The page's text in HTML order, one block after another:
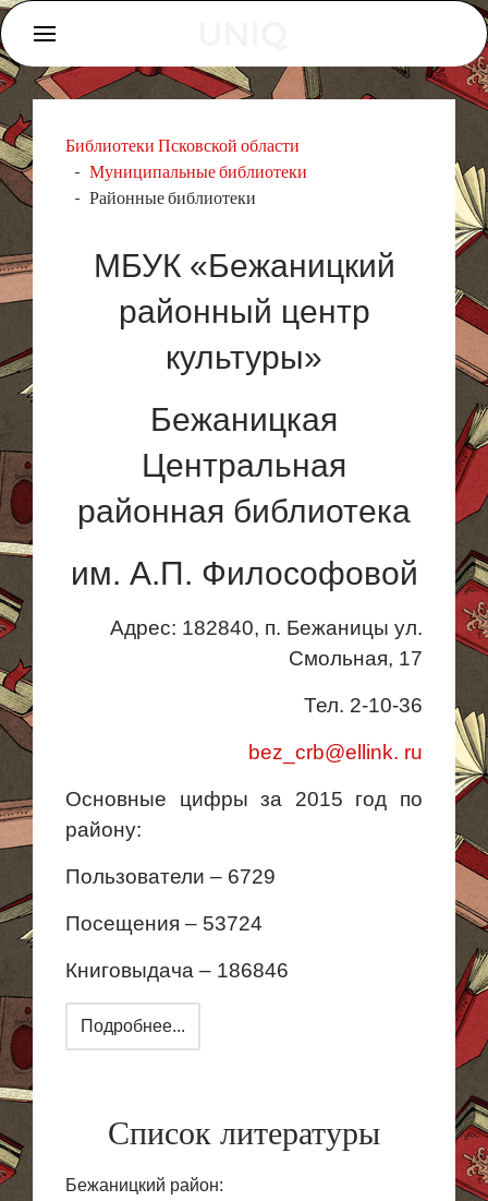
Библиотеки Псковской области
Муниципальные библиотеки
Районные библиотеки
МБУК «Бежаницкий
районный центр
культуры»
Бежаницкая
Центральная
районная библиотека
им. А.П. Философовой
Адрес: 182840, п. Бежаницы ул.
Смольная, 17
Тел. 2-10-36
bez _сrb@ellink. ru
Основные цифры за 2015 год по
району:
Пользователи – 6729
Посещения – 53724
Книговыдача – 186846
Подробнее...
Список литературы
Бежаницкий район: